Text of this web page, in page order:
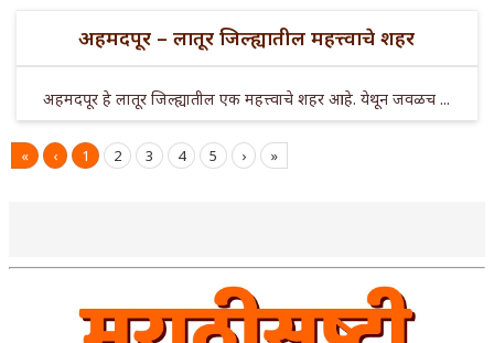
अहमदपूर – लातूर जिल्ह्यातील महत्त्वाचे शहर
अहमदपूर हे लातूर जिल्ह्यातील एक महत्त्वाचे शहर आहे. येथून जवळच ...
« ‹ 1 2 3 4 5 › »